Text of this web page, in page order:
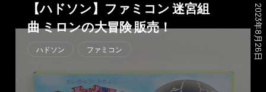
【ハドソン】ファミコン 迷宮組
曲 ミロンの大冒険 販売！
2023年8月26日
ハドソン ファミコン